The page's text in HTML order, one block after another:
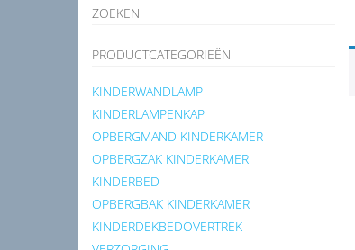
ZOEKEN
PRODUCTCATEGORIEËN
KINDERWANDLAMP
KINDERLAMPENKAP
OPBERGMAND KINDERKAMER
OPBERGZAK KINDERKAMER
KINDERBED
OPBERGBAK KINDERKAMER
KINDERDEKBEDOVERTREK